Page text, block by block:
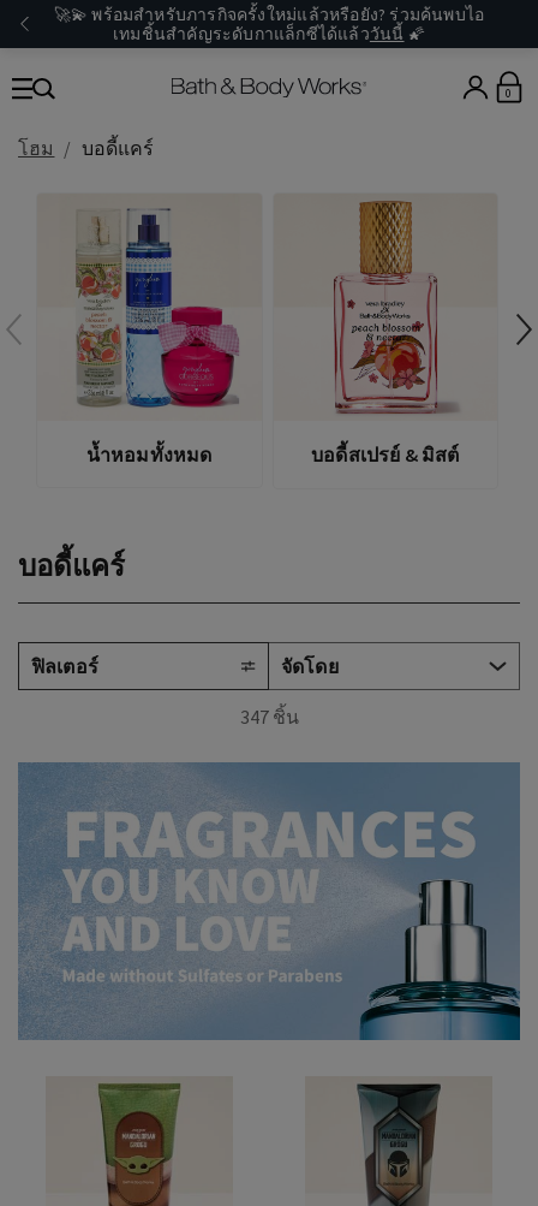
🚀💫 พร้อมสำหรับภารกิจครั้งใหม่แล้วหรือยัง? ร่วมค้นพบไอ
เทมชิ้นสำคัญระดับกาแล็กซีได้แล้ววันนี้ 🌠
0
โฮม บอดี้แคร์
น้ำหอมทั้งหมด บอดี้สเปรย์ & มิสต์
บอดี้แคร์
ฟิลเตอร์
347 ชิ้น